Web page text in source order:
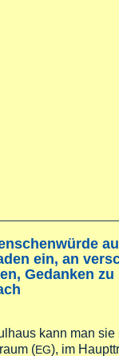
ein, an
Gedanken
kann man
(EG), im